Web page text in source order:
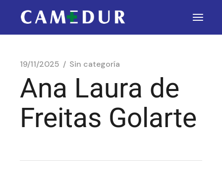
19/11/2025 Sin categoría
Ana Laura de
Freitas Golarte